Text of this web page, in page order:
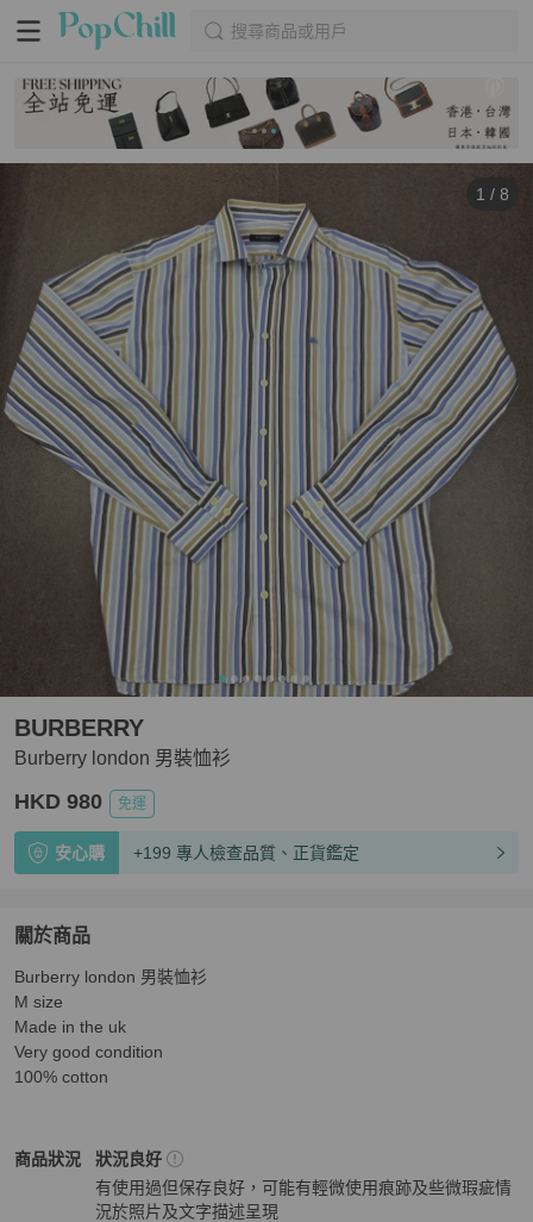
搜尋商品或用戶
1 / 8
Burberry london 男裝恤衫
BURBERRY
HKD 980 免運
安心購 +199 專人檢查品質、正貨鑑定
關於商品
關於Burberry london 男裝恤衫
Burberry london 男裝恤衫
M size
Made in the uk
Very good condition
100% cotton
商品狀況
BURBERRY男裝商品狀態與細節
狀況良好
有使用過但保存良好，可能有輕微使用痕跡及些微瑕疵情
況於照片及文字描述呈現